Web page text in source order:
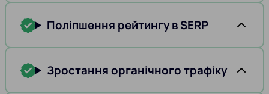
Поліпшення рейтингу в SERP
Зростання органічного трафіку